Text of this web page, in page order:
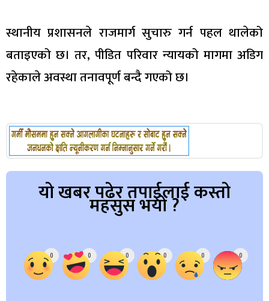
स्थानीय प्रशासनले राजमार्ग सुचारु गर्न पहल थालेको
बताइएको छ। तर, पीडित परिवार न्यायको मागमा अडिग
रहेकाले अवस्था तनावपूर्ण बन्दै गएको छ।
यो खबर पढेर तपाईलाई कस्तो
महसुस भयो ?
0 0 0 0 0 0